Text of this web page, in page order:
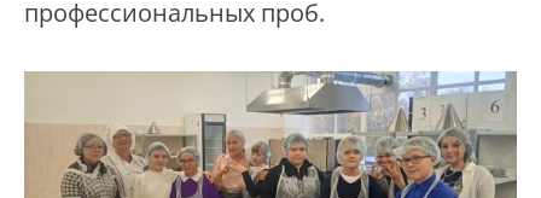
профессиональных проб.